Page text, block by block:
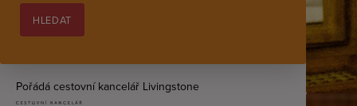
Pořádá cestovní kancelář Livingstone